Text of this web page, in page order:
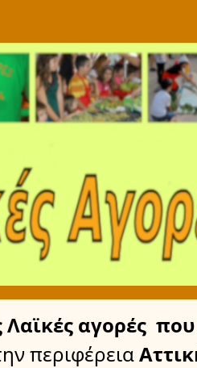
Λαϊκές αγορές που
περιφέρεια